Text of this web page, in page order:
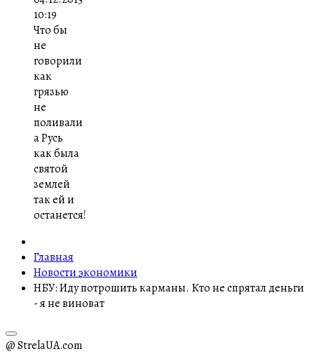
10:19
Что бы
не
говорили
как
грязью
не
поливали
а Русь
как была
святой
землей
так ей и
останется!
Главная
Новости экономики
НБУ: Иду потрошить карманы. Кто не спрятал деньги
- я не виноват
@ StrelaUA.com